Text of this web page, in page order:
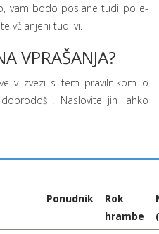
vam bodo poslane tudi po e-
včlanjeni tudi vi.
VPRAŠANJA?
v zvezi s tem pravilnikom o
Naslovite jih lahko
Ponudnik
Rok
hrambe